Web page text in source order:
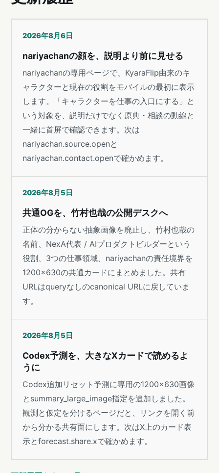
2026年8月6日
nariyachanの顔を、説明より前に見せる
nariyachanの専用ページで、KyaraFlip由来のキ
ャラクターと現在の役割をモバイルの最初に表示
します。「キャラクターを仕事の入口にする」と
いう対象を、説明だけでなく原典・相談の動線と
一緒に首屏で確認できます。次は
nariyachan.source.openと
nariyachan.contact.openで確かめます。
2026年8月5日
共通OGを、竹村也哉の公開デスクへ
正体の分からない抽象画像を廃止し、竹村也哉の
名前、NexA代表 / AIプロダクトビルダーという
役割、3つの仕事領域、nariyachanの責任境界を
1200×630の共通カードにまとめました。共有
URLはqueryなしのcanonical URLに戻していま
す。
2026年8月5日
Codex予測を、大きなXカードで読めるよ
うに
Codex追加リセット予測に専用の1200×630画像
とsummary_large_image指定を追加しました。
観測と仮定を分けるページだと、リンクを開く前
から分かる共有面にします。次はX上のカード表
示とforecast.share.xで確かめます。